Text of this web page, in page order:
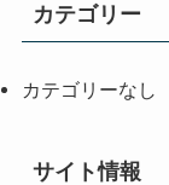
カテゴリー
カテゴリーなし
サイト情報